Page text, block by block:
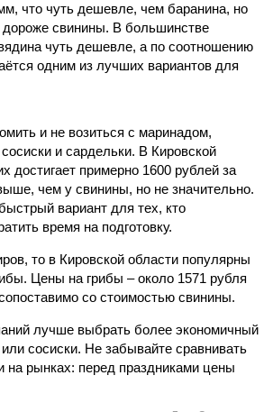
что чуть дешевле, чем баранина, но
дороже свинины. В большинстве
чуть дешевле, а по соотношению
одним из лучших вариантов для
и не возиться с маринадом,
и сардельки. В Кировской
достигает примерно 1600 рублей за
чем у свинины, но не значительно.
вариант для тех, кто
время на подготовку.
то в Кировской области популярны
Цены на грибы – около 1571 рубля
со стоимостью свинины.
лучше выбрать более экономичный
сосиски. Не забывайте сравнивать
на рынках: перед праздниками цены